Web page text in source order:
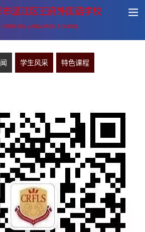
市温江区王府外国语学校
FOREIGN LANGUAGE SCHOOL
学生风采 特色课程